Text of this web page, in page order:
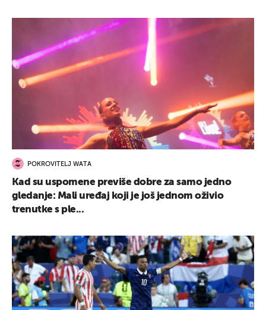
POKROVITELJ WATA
Kad su uspomene previše dobre za samo jedno
gledanje: Mali uređaj koji je još jednom oživio
trenutke s ple...